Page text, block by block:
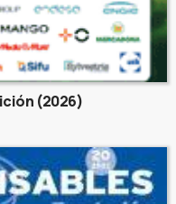
(2026)